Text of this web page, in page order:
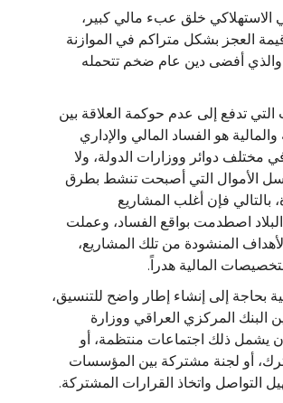
الاستهلاكي خلق عبء مالي كبير،
العجز بشكل متراكم في الموازنة
والذي أفضى دين عام ضخم تتحمله
التي تدفع إلى عدم حوكمة العلاقة بين
هو الفساد المالي والإداري
دوائر ووزارات الدولة، ولا
الأموال التي أصبحت تنشط بطرق
بالتالي فإن أغلب المشاريع
اصطدمت بواقع الفساد، وعملت
المنشودة من تلك المشاريع،
المالية هدراً.
بحاجة إلى إنشاء إطار واضح للتنسيق،
البنك المركزي العراقي ووزارة
يشمل ذلك اجتماعات منتظمة، أو
أو لجنة مشتركة بين المؤسسات
التواصل واتخاذ القرارات المشتركة.